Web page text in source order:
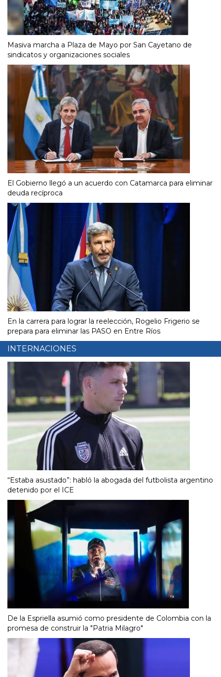
Masiva marcha a Plaza de Mayo por San Cayetano de
sindicatos y organizaciones sociales
El Gobierno llegó a un acuerdo con Catamarca para eliminar
deuda recíproca
En la carrera para lograr la reelección, Rogelio Frigerio se
prepara para eliminar las PASO en Entre Ríos
INTERNACIONES
“Estaba asustado”: habló la abogada del futbolista argentino
detenido por el ICE
De la Espriella asumió como presidente de Colombia con la
promesa de construir la "Patria Milagro"